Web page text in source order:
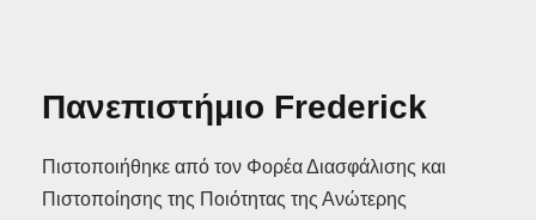
Πανεπιστήμιο Frederick
Πιστοποιήθηκε από τον Φορέα Διασφάλισης και
Πιστοποίησης της Ποιότητας της Ανώτερης